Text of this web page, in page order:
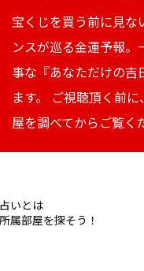
宝くじを買う前に見な
ンスが巡る金運予報。
事な『あなただけの吉
ます。 ご視聴頂く前
屋を調べてからご覧く
いとは
属部屋を探そう！